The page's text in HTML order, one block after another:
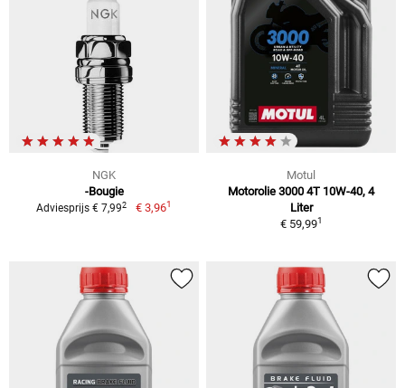
NGK
-Bougie
Adviesprijs € 7,992 € 3,961
Motul
Motorolie 3000 4T 10W-40, 4
Liter
€ 59,991